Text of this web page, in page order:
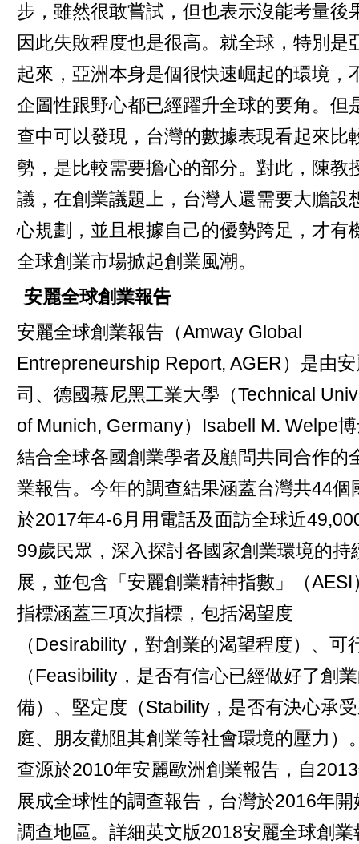
步，雖然很敢嘗試，但也表示沒能考量後
因此失敗程度也是很高。就全球，特別是
起來，亞洲本身是個很快速崛起的環境，
企圖性跟野心都已經躍升全球的要角。但
查中可以發現，台灣的數據表現看起來比
勢，是比較需要擔心的部分。對此，陳教
議，在創業議題上，台灣人還需要大膽設
心規劃，並且根據自己的優勢跨足，才有
全球創業市場掀起創業風潮。
安麗全球創業報告
安麗全球創業報告（Amway Global
Entrepreneurship Report, AGER）是由
司、德國慕尼黑工業大學（Technical
of Munich, Germany）Isabell M. Welpe
結合全球各國創業學者及顧問共同合作的
業報告。今年的調查結果涵蓋台灣共44個
於2017年4-6月用電話及面訪全球近
99歲民眾，深入探討各國家創業環境的持
展，並包含「安麗創業精神指數」（AESI
指標涵蓋三項次指標，包括渴望度
（Desirability，對創業的渴望程度）、可
（Feasibility，是否有信心已經做好了創
備）、堅定度（Stability，是否有決心承
庭、朋友勸阻其創業等社會環境的壓力）
查源於2010年安麗歐洲創業報告，自
展成全球性的調查報告，台灣於2016年開
調查地區。詳細英文版2018安麗全球創業